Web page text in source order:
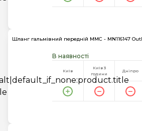
Шланг гальмівний передній MMC - MN116147
В наявності
Київ
Київ 3
години
Дніпро